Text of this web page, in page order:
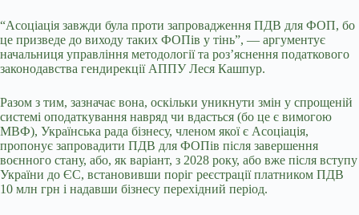
“Асоціація завжди була проти запровадження ПДВ для ФОП, бо
це призведе до виходу таких ФОПів у тінь”, — аргументує
начальниця управління методології та роз’яснення податкового
законодавства гендирекції АППУ Леся Кашпур.
Разом з тим, зазначає вона, оскільки уникнути змін у спрощеній
системі оподаткування навряд чи вдасться (бо це є вимогою
МВФ), Українська рада бізнесу, членом якої є Асоціація,
пропонує запровадити ПДВ для ФОПів після завершення
воєнного стану, або, як варіант, з 2028 року, або вже після вступу
України до ЄС, встановивши поріг реєстрації платником ПДВ
10 млн грн і надавши бізнесу перехідний період.